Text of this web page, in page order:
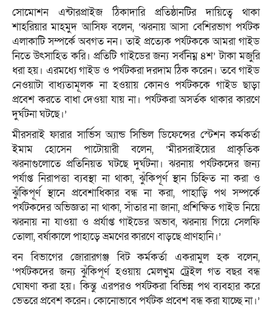
সোমোশন এন্টারপ্রাইজ ঠিকাদারি প্রতিষ্ঠানটির দায়িত্বে থাকা
শাহরিয়ার মাহমুদ আসিফ বলেন, ‘ঝরনায় আসা বেশিরভাগ পর্যটক
এলাকাটি সম্পর্কে অবগত নন। তাই প্রত্যেক পর্যটককে আমরা গাইড
নিতে উৎসাহিত করি। প্রতিটি গাইডের জন্য সর্বনিম্ন ৪শ’ টাকা মজুরি
ধরা হয়। এরমধ্যে গাইড ও পর্যটকরা দরদাম ঠিক করেন। তবে গাইড
নেওয়াটা বাধ্যতামূলক না হওয়ায় কোনও পর্যটককে গাইড ছাড়া
প্রবেশ করতে বাধা দেওয়া যায় না। পর্যটকরা অসর্তক থাকার কারণে
দুর্ঘটনা ঘটছে।’
মীরসরাই ফারার সার্ভিস অ্যান্ড সিভিল ডিফেন্সের স্টেশন কর্মকর্তা
ইমাম হোসেন পাটোয়ারী বলেন, ‘মীরসরাইয়ের প্রাকৃতিক
ঝরনাগুলোতে প্রতিনিয়ত ঘটছে দুর্ঘটনা। ঝরনায় পর্যটকদের জন্য
পর্যাপ্ত নিরাপত্তা ব্যবস্থা না থাকা, ঝুঁকিপূর্ণ স্থান চিহ্নিত না করা ও
ঝুঁকিপূর্ণ স্থানে প্রবেশাধিকার বন্ধ না করা, পাহাড়ি পথ সম্পর্কে
পর্যটকদের অভিজ্ঞতা না থাকা, সাঁতার না জানা, প্রশিক্ষিত গাইড নিয়ে
ঝরনায় না যাওয়া ও প্রর্যাপ্ত গাইডের অভাব, ঝরনায় গিয়ে সেলফি
তোলা, বর্ষাকালে পাহাড়ে ভ্রমণের কারণে বাড়ছে প্রাণহানি।’
বন বিভাগের জোরারগঞ্জ বিট কর্মকর্তা একরামুল হক বলেন,
‘পর্যটকদের জন্য ঝুঁকিপূর্ণ হওয়ায় মেলখুম ট্রেইল গত বছর বন্ধ
ঘোষণা করা হয়। কিন্তু এরপরও পর্যটকরা বিভিন্ন পথ ব্যবহার করে
ভেতরে প্রবেশ করেন। কোনোভাবে পর্যটক প্রবেশ বন্ধ করা যাচ্ছে না।’